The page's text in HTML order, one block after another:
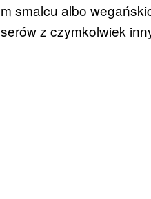
smalcu albo
z czymkolwiek